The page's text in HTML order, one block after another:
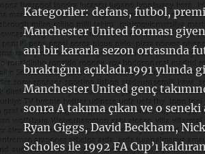
Kategoriler: defans, futbol,
Manchester United forması
ani bir kararla sezon ortasında
bıraktığını açıkladı.1991 yılında
Manchester United genç
sonra A takıma çıkan ve o
Ryan Giggs, David Beckham,
Scholes ile 1992 FA Cup’ı